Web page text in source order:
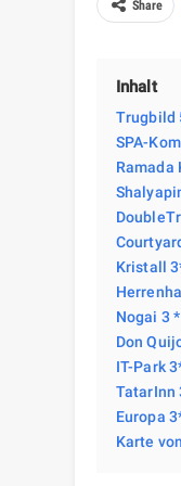
Share
Inhalt
Trugbild
SPA-
Ramada
Kristall
Nogai 3 *
Don
IT-Park
TatarInn
Europa
Karte